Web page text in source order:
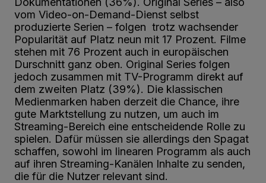
vom Video-on-Demand-Dienst selbst
produzierte Serien – folgen trotz wachsender
Popularität auf Platz neun mit 17 Prozent. Filme
stehen mit 76 Prozent auch in europäischen
Durschnitt ganz oben. Original Series folgen
jedoch zusammen mit TV-Programm direkt auf
dem zweiten Platz (39%). Die klassischen
Medienmarken haben derzeit die Chance, ihre
gute Marktstellung zu nutzen, um auch im
Streaming-Bereich eine entscheidende Rolle zu
spielen. Dafür müssen sie allerdings den Spagat
schaffen, sowohl im linearen Programm als auch
auf ihren Streaming-Kanälen Inhalte zu senden,
die für die Nutzer relevant sind.